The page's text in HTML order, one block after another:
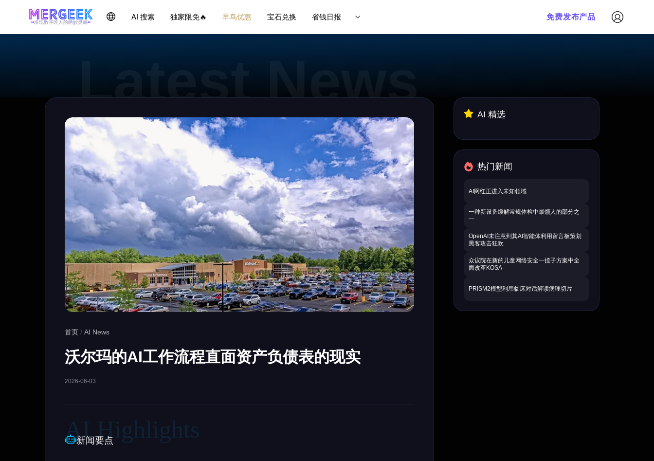
发现数字匠人的绝妙灵感
AI 搜索 独家限免🔥 早鸟优惠 宝石兑换 省钱日报 免费发布产品
首页 / AI News
沃尔玛的AI工作流程直面资产负债表的现实
2026-06-03
新闻要点
AI 精选
热门新闻
AI网红正进入未知领域
一种新设备缓解常规体检中最烦人的部分之
一
OpenAI未注意到其AI智能体利用留言板策划
黑客攻击狂欢
众议院在新的儿童网络安全一揽子方案中全
面改革KOSA
PRISM2模型利用临床对话解读病理切片